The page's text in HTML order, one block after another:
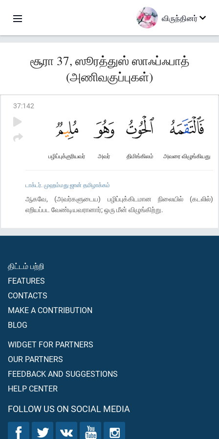
விருந்தினர்
சூரா 37, ஸூரத்துஸ் ஸாஃப்ஃபாத்
(அணிவகுப்புகள்)
37:142
அவரை விழுங்கியது
திமிங்கிலம்
அவர்
பழிப்புக்குரியவர்
டாக்டர். முஹம்மது ஜான் தமிழாக்கம்
ஆகவே, (அவர்களுடைய) பழிப்புக்கிடமான நிலையில் (கடலில்)
எறியப்பட வேண்டியவரானார்; ஒரு மீன் விழுங்கிற்று.
திட்டம் பற்றி
FEATURES
CONTACTS
MAKE A CONTRIBUTION
BLOG
WIDGET FOR PARTNERS
OUR PARTNERS
FEEDBACK AND SUGGESTIONS
HELP CENTER
FOLLOW US ON SOCIAL MEDIA